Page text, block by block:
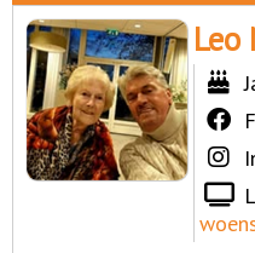
Leo